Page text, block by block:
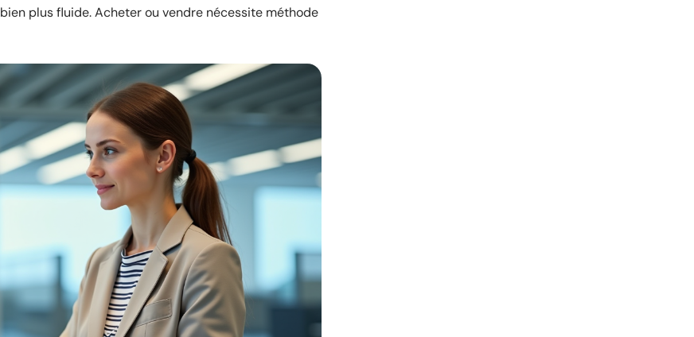
bien plus fluide. Acheter ou vendre nécessite méthode